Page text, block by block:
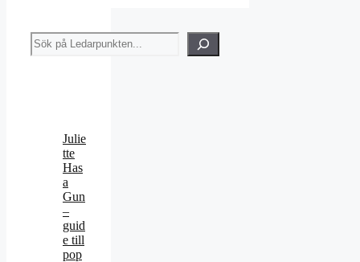
Sök
Julie
tte
Has
a
Gun
–
guid
e till
pop